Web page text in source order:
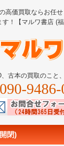
高価買取ならお任
す！【マルワ書店 (福
古本の買取のこと
090-
閉)